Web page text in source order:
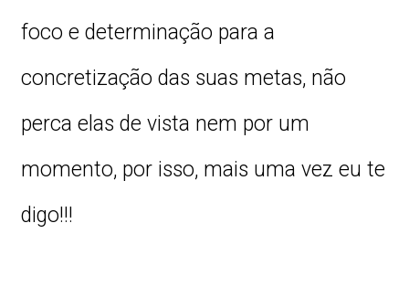
foco e determinação para a
concretização das suas metas, não
perca elas de vista nem por um
momento, por isso, mais uma vez eu te
digo!!!